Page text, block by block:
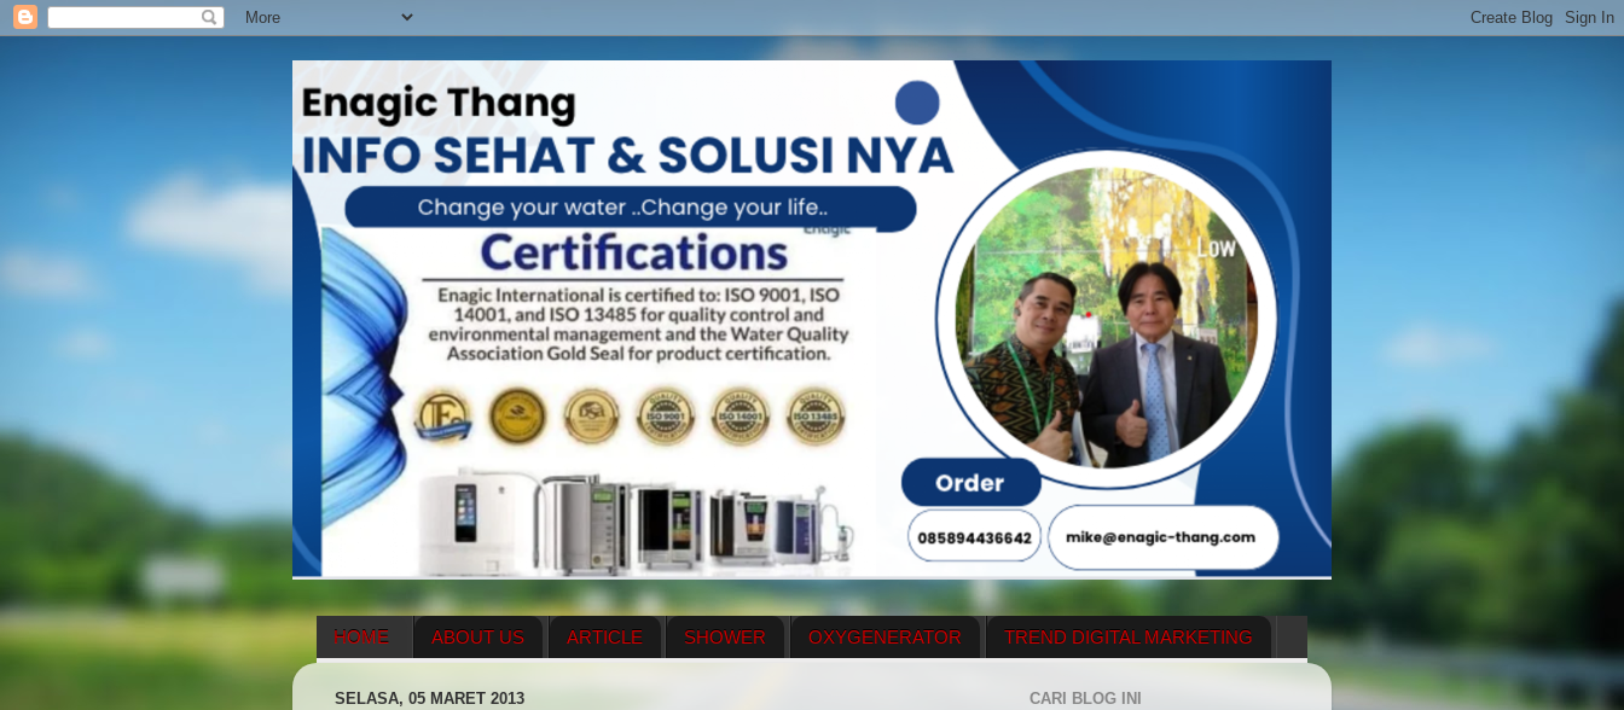
HOME ABOUT US ARTICLE SHOWER OXYGENERATOR TREND DIGITAL MARKETING
SELASA, 05 MARET 2013 CARI BLOG INI